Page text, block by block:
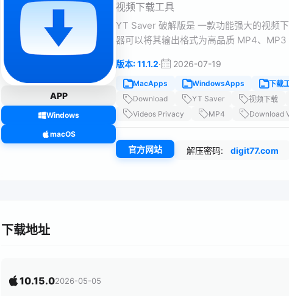
APP
Windows
macOS
视频下载工具
YT Saver 破解版是 一款功能强大的视频
器可以将其输出格式为高品质 MP4、MP3
版本: 11.1.2· 2026-07-19
MacApps WindowsApps
下载
Download
YT Saver 视频下载
Videos Privacy
MP4 Download
官方网站 解压密码: digit77.com
下载地址
10.15.02026-05-05